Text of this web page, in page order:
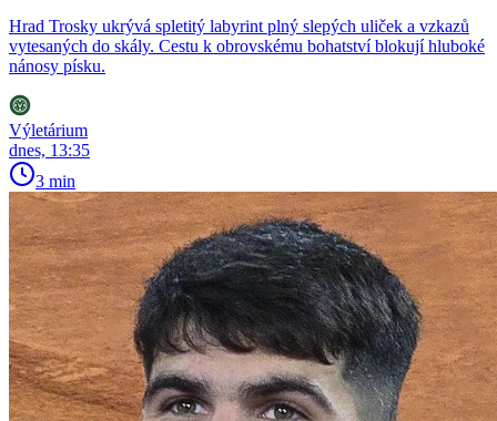
Hrad Trosky ukrývá spletitý labyrint plný slepých uliček a vzkazů
vytesaných do skály. Cestu k obrovskému bohatství blokují hluboké
nánosy písku.
Výletárium
dnes, 13:35
3 min